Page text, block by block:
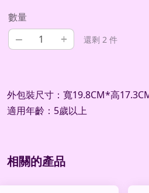
數量
– + 還剩 2 件
外包裝尺寸：寬19.8CM*高
適用年齡：5歲以上
相關的產品